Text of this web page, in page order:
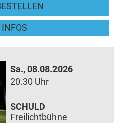
Sa., 08.08.2026
20.30 Uhr
SCHULD
Freilichtbühne